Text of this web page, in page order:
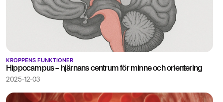
KROPPENS FUNKTIONER
Hippocampus – hjärnans centrum för minne och orientering
2025-12-03